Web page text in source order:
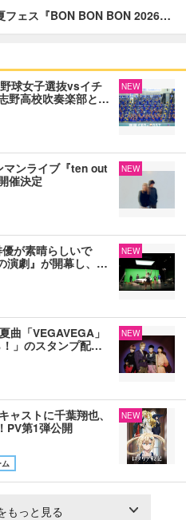
フェス『BON BON BON 2026…
球女子選抜vsイチ
野高校吹奏楽部と…
NEW
ンライブ『ten out
催決定
NEW
が素晴らしいで
演劇』が開幕し、…
NEW
曲「VEGAVEGA」
」のスタンプ配…
NEW
ストに千葉翔也、
PV第1弾公開
NEW
もっと見る